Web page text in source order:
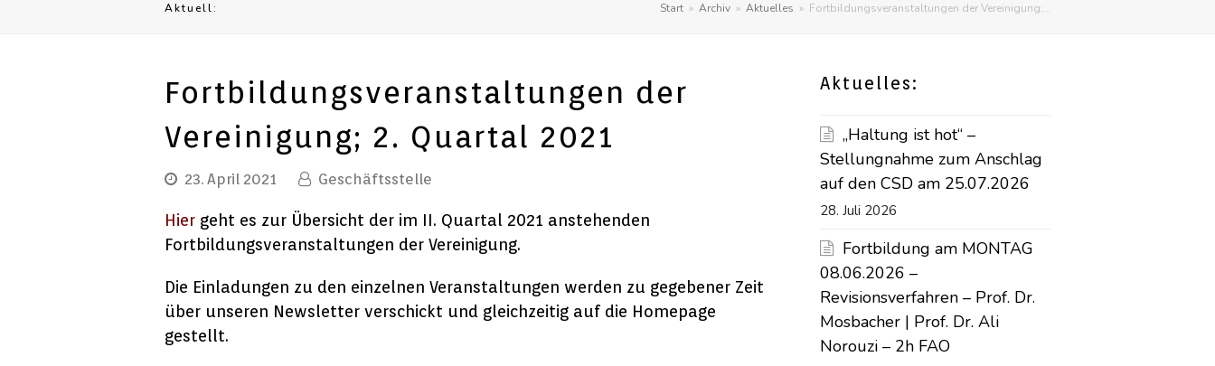
Aktuell: Start » Archiv » Aktuelles » Fortbildungsveranstaltungen der Vereinigung;…
Fortbildungsveranstaltungen der
Vereinigung; 2. Quartal 2021
23. April 2021 Geschäftsstelle
Hier geht es zur Übersicht der im II. Quartal 2021 anstehenden
Fortbildungsveranstaltungen der Vereinigung.
Die Einladungen zu den einzelnen Veranstaltungen werden zu gegebener Zeit
über unseren Newsletter verschickt und gleichzeitig auf die Homepage
gestellt.
Aktuelles:
„Haltung ist hot“ –
Stellungnahme zum Anschlag
auf den CSD am 25.07.2026
28. Juli 2026
Fortbildung am MONTAG
08.06.2026 –
Revisionsverfahren – Prof. Dr.
Mosbacher | Prof. Dr. Ali
Norouzi – 2h FAO